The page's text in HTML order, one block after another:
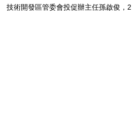
技術開發區管委會投促辦主任孫啟俊，2